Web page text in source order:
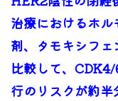
治療におけるホ
剤、タモキシフ
比較して、
行のリスクが約